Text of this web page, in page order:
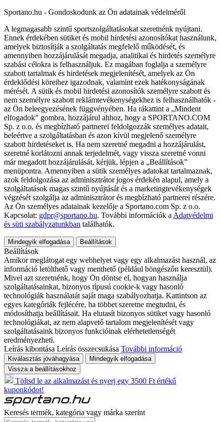
Sportano.hu - Gondoskodunk az Ön adatainak védelméről
A legmagasabb szintű sportszolgáltatásokat szeretnénk nyújtani.
Ennek érdekében sütiket és mobil hirdetési azonosítókat használunk,
amelyek biztosítják a szolgáltatás megfelelő működését, és
amennyiben hozzájárulását megadja, analitikai és hirdetés személyre
szabási célokra is felhasználjuk. Ez magában foglalja a személyre
szabott tartalmak és hirdetések megjelenítését, amelyek az Ön
érdeklődési köreihez igazodnak, valamint ezek hatékonyságának
mérését. A sütik és mobil hirdetési azonosítók személyre szabott és
nem személyre szabott reklámtevékenységekhez is felhasználhatók -
az Ön beleegyezésének függvényében. Ha rákattint a „Mindent
elfogadok” gombra, hozzájárul ahhoz, hogy a SPORTANO.COM
Sp. z o.o. és megbízható partnerei feldolgozzák személyes adatait,
beleértve a szolgáltatásban és azon kívül megjelenő személyre
szabott hirdetéseket is. Ha nem szeretné megadni a hozzájárulást,
szeretné korlátozni annak terjedelmét, vagy vissza szeretné vonni
már megadott hozzájárulását, kérjük, lépjen a „Beállítások”
menüpontra. Amennyiben a sütik személyes adatokat tartalmaznak,
azok feldolgozása az adminisztrátor jogos érdekén alapul, amely a
szolgáltatások magas szintű nyújtását és a marketingtevékenységek
végzését szolgálja az adminisztrátor és megbízható partnerei részére.
Az Ön személyes adatainak kezelője a Sportano.com Sp. z o.o.
Kapcsolat: gdpr@sportano.hu. További információk a Adatvédelmi
és süti szabályzatunkban találhatók.
Mindegyik elfogadása Beállítások
Beállítások
Amikor meglátogat egy webhelyet vagy egy alkalmazást használ, az
információ letölthető vagy menthető (például böngészőn keresztül).
Mivel azt szeretnénk, hogy Ön döntse el, hogyan használja
szolgáltatásainkat, bizonyos típusú cookie-k vagy hasonló
technológiák használatát saját maga szabályozhatja. Kattintson az
egyes kategóriák fejlécére, ha többet szeretne megtudni, és
módosíthatja beállításait. Ha elutasít bizonyos sütiket vagy hasonló
technológiákat, az nem alapvető tartalom megjelenítését vagy
szolgáltatásaink bizonyos funkcióinak elérhetetlenségét
eredményezheti.
Leírás kibontása Leírás összecsukása További információ
Kiválasztás jóváhagyása
Mindegyik elfogadása
Vissza a beállításokhoz
Töltsd le az alkalmazást és nyerj egy 3500 Ft értékű
kuponkódot!
Keresés termék, kategória vagy márka szerint